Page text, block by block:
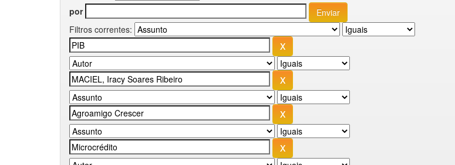
por
Filtros correntes: